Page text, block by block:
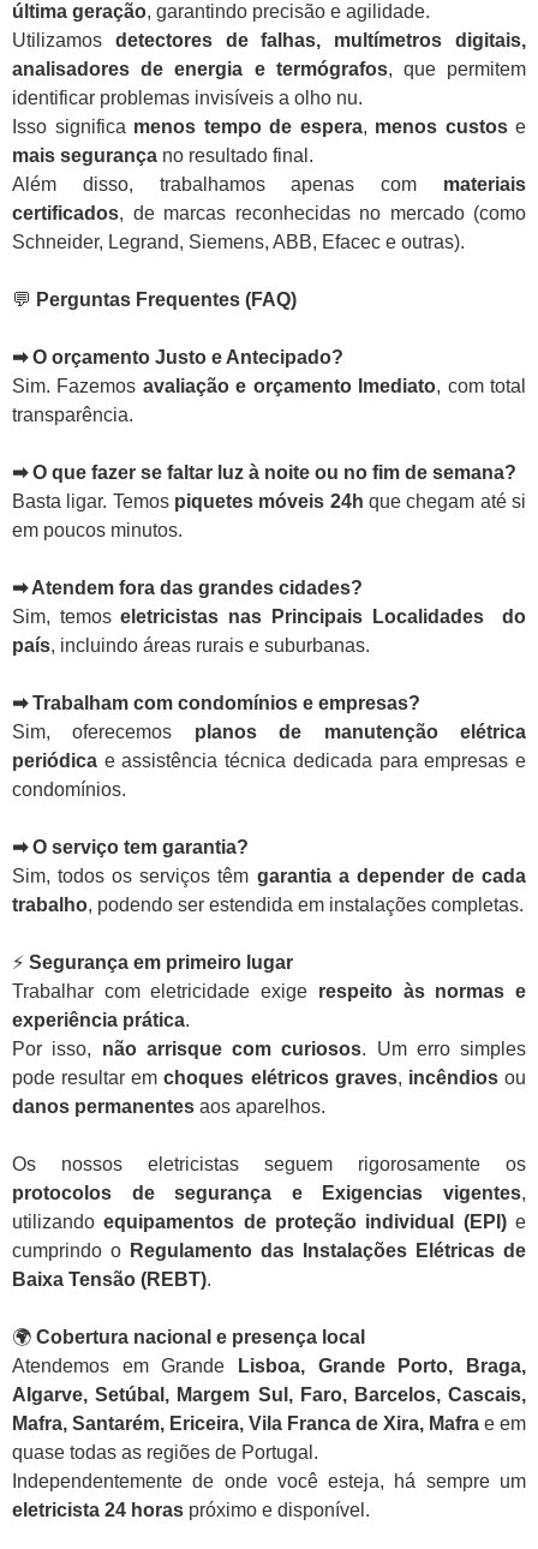
última geração, garantindo precisão e agilidade.
Utilizamos detectores de falhas, multímetros digitais,
analisadores de energia e termógrafos, que permitem
identificar problemas invisíveis a olho nu.
Isso significa menos tempo de espera, menos custose
mais segurança no resultado final.
Além disso, trabalhamos apenas com materiais
certificados, de marcas reconhecidas no mercado (como
Schneider, Legrand, Siemens, ABB, Efacec e outras).
💬 Perguntas Frequentes (FAQ)
➡ O orçamento Justo e Antecipado?
Sim. Fazemos avaliação e orçamento Imediato, com total
transparência.
➡ O que fazer se faltar luz à noite ou no fim de semana?
Basta ligar. Temos piquetes móveis 24h que chegam até si
em poucos minutos.
➡ Atendem fora das grandes cidades?
Sim, temoseletricistas nas Principais Localidades do
país, incluindo áreas rurais e suburbanas.
➡ Trabalham com condomínios e empresas?
Sim, oferecemos planos de manutenção elétrica
periódica e assistência técnica dedicada para empresas e
condomínios.
➡ O serviço tem garantia?
Sim, todos os serviços têm garantia a depender de cada
trabalho, podendo ser estendida em instalações completas.
⚡ Segurança em primeiro lugar
Trabalhar com eletricidade exige respeito às normas e
experiência prática.
Por isso, não arrisque com curiosos. Um erro simples
pode resultar emchoques elétricos graves, incêndiosou
danos permanentes aos aparelhos.
Os nossos eletricistas seguem rigorosamente os
protocolos de segurança e Exigencias vigentes,
utilizandoequipamentos de proteção individual (EPI)e
cumprindo o Regulamento das Instalações Elétricas de
Baixa Tensão (REBT).
🌍 Cobertura nacional e presença local
Atendemos em Grande
Lisboa, Grande Porto, Braga,
Algarve, Setúbal, Margem Sul, Faro, Barcelos, Cascais,
Mafra, Santarém, Ericeira, Vila Franca de Xira, Mafra e em
quase todas as regiões de Portugal.
Independentemente de onde você esteja, há sempre um
eletricista 24 horas próximo e disponível.